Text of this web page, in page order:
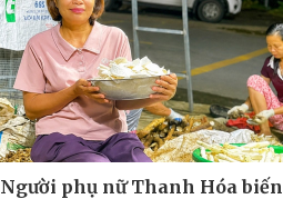
Người phụ nữ Thanh Hóa biến